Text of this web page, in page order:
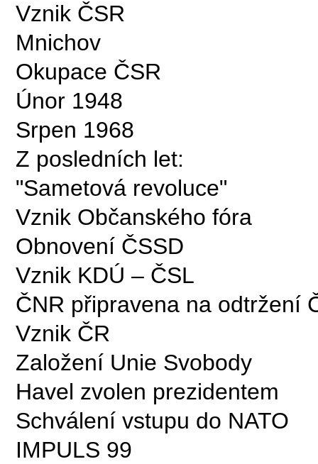
Vznik ČSR
Mnichov
Okupace ČSR
Únor 1948
Srpen 1968
Z posledních let:
"Sametová revoluce"
Vznik Občanského fóra
Obnovení ČSSD
Vznik KDÚ – ČSL
ČNR připravena na odtržení
Vznik ČR
Založení Unie Svobody
Havel zvolen prezidentem
Schválení vstupu do NATO
IMPULS 99